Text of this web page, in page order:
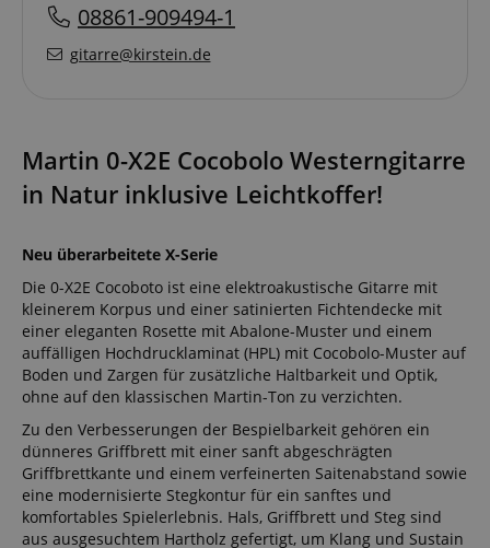
08861-909494-1
gitarre@kirstein.de
Martin 0-X2E Cocobolo Westerngitarre
in Natur inklusive Leichtkoffer!
Neu überarbeitete X-Serie
Die 0-X2E Cocoboto ist eine elektroakustische Gitarre mit
kleinerem Korpus und einer satinierten Fichtendecke mit
einer eleganten Rosette mit Abalone-Muster und einem
auffälligen Hochdrucklaminat (HPL) mit Cocobolo-Muster auf
Boden und Zargen für zusätzliche Haltbarkeit und Optik,
ohne auf den klassischen Martin-Ton zu verzichten.
Zu den Verbesserungen der Bespielbarkeit gehören ein
dünneres Griffbrett mit einer sanft abgeschrägten
Griffbrettkante und einem verfeinerten Saitenabstand sowie
eine modernisierte Stegkontur für ein sanftes und
komfortables Spielerlebnis. Hals, Griffbrett und Steg sind
aus ausgesuchtem Hartholz gefertigt, um Klang und Sustain